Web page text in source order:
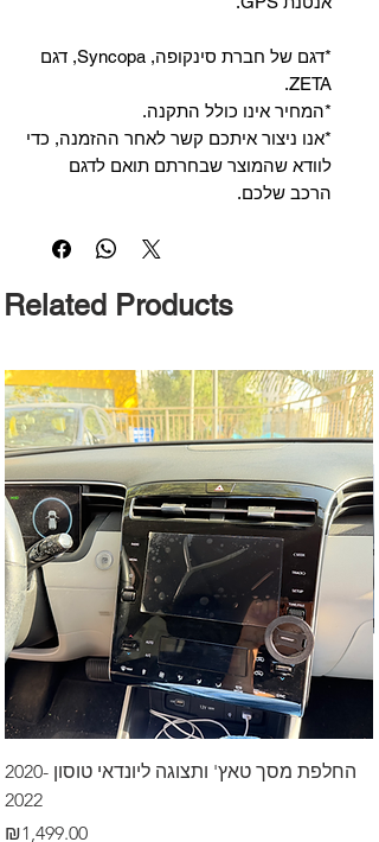
*דגם של חברת סינקופה, Syncopa, דגם
ZETA.
*המחיר אינו כולל התקנה.
*אנו ניצור איתכם קשר לאחר ההזמנה, כדי
לוודא שהמוצר שבחרתם תואם לדגם
הרכב שלכם.
Related Products
החלפת מסך טאץ' ותצוגה ליונדאי טוסון 2020-
2022
Price
₪1,499.00